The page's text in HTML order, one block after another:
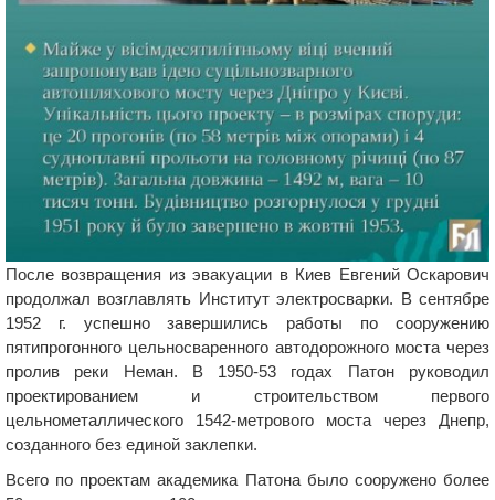
После возвращения из эвакуации в Киев Евгений Оскарович
продолжал возглавлять Институт электросварки. В сентябре
1952 г. успешно завершились работы по сооружению
пятипрогонного цельносваренного автодорожного моста через
пролив реки Неман. В 1950-53 годах Патон руководил
проектированием и строительством первого
цельнометаллического 1542-метрового моста через Днепр,
созданного без единой заклепки.
Всего по проектам академика Патона было сооружено более